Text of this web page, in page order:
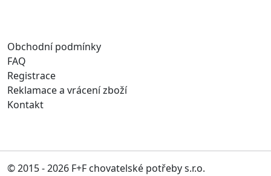
Obchodní podmínky
FAQ
Registrace
Reklamace a vrácení zboží
Kontakt
© 2015 - 2026 F+F chovatelské potřeby s.r.o.